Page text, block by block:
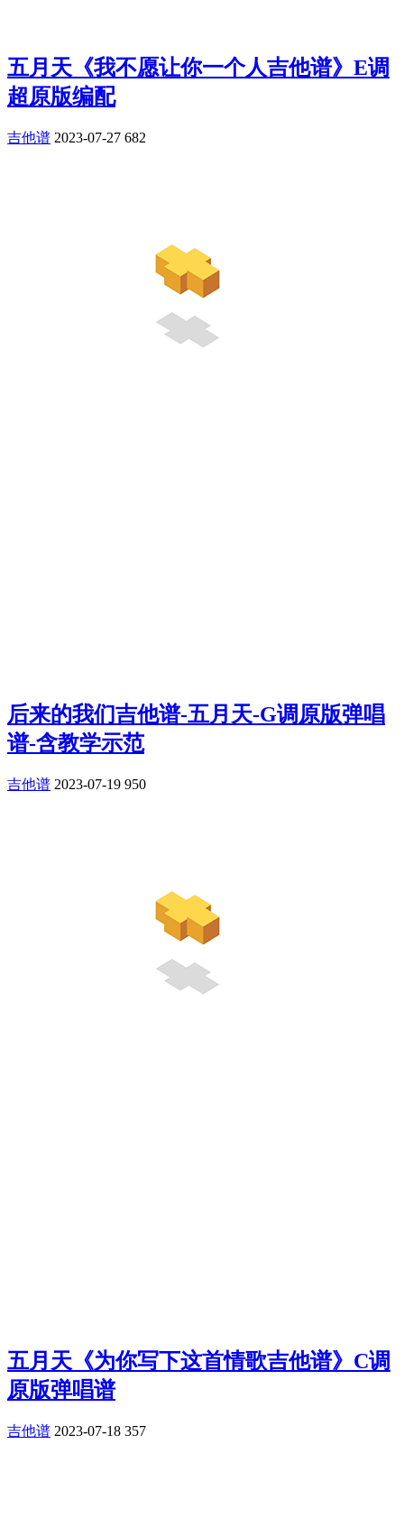
五月天《我不愿让你一个人吉他谱》E调
超原版编配
吉他谱 2023-07-27 682
后来的我们吉他谱-五月天-G调原版弹唱
谱-含教学示范
吉他谱 2023-07-19 950
五月天《为你写下这首情歌吉他谱》C调
原版弹唱谱
吉他谱 2023-07-18 357